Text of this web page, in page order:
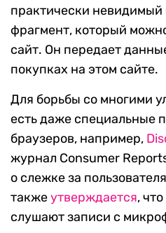
практически невидимый
фрагмент, который
сайт. Он передает
покупках на этом сайте.
Для борьбы со многими
есть даже специальные
браузеров, например,
журнал Consumer
о слежке за
такжеутверждается,
слушают записи с